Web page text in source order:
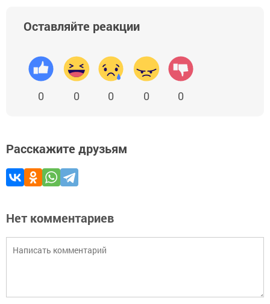
Оставляйте реакции
0 0 0 0 0
Расскажите друзьям
Нет комментариев